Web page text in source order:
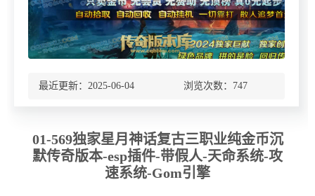
最近更新：2025-06-04 浏览次数： 747
01-569独家星月神话复古三职业纯金币沉
默传奇版本-esp插件-带假人-天命系统-攻
速系统-Gom引擎